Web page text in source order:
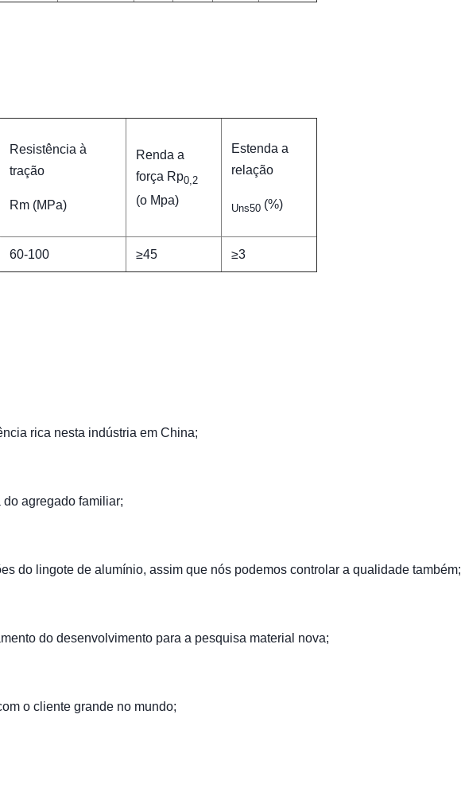
Resistência à
tração
Rm (MPa)
Renda a
força Rp0,2
(o Mpa)
Estenda a
relação
Uns50 (%)
60-100 ≥45 ≥3
rica nesta indústria em China;
agregado familiar;
do lingote de alumínio, assim que nós podemos controlar a qualidade também;
do desenvolvimento para a pesquisa material nova;
o cliente grande no mundo;